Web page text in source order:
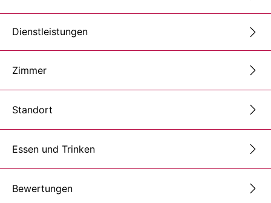
Dienstleistungen
Zimmer
Standort
Essen und Trinken
Bewertungen